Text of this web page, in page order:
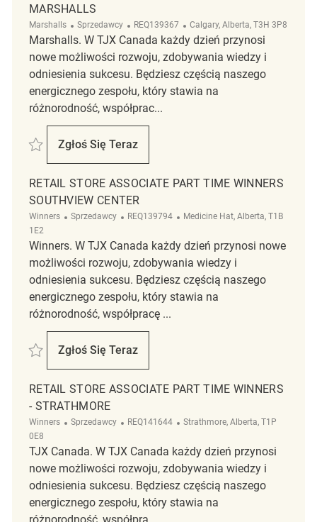
MARSHALLS
Marshalls Kategoria
Sprzedawcy ReqId
REQ139367 Lokalizacja
Calgary, Alberta, T3H 3P8
Marshalls. W TJX Canada każdy dzień przynosi
nowe możliwości rozwoju, zdobywania wiedzy i
odniesienia sukcesu. Będziesz częścią naszego
energicznego zespołu, który stawia na
różnorodność, współprac...
Zapisać Retail store Associate part time Marshalls REQ139367
Zgłoś Się Teraz
Retail Store Associate Part Time Marshalls
RETAIL STORE ASSOCIATE PART TIME WINNERS
SOUTHVIEW CENTER
Winners Kategoria
Sprzedawcy ReqId
REQ139794 Lokalizacja
Medicine Hat, Alberta, T1B
1E2
Winners. W TJX Canada każdy dzień przynosi nowe
możliwości rozwoju, zdobywania wiedzy i
odniesienia sukcesu. Będziesz częścią naszego
energicznego zespołu, który stawia na
różnorodność, współpracę ...
Zapisać Retail Store Associate Part Time Winners Southview Center
Zgłoś Się Teraz
Retail Store Associate Part Time Winners
RETAIL STORE ASSOCIATE PART TIME WINNERS
- STRATHMORE
Winners Kategoria
Sprzedawcy ReqId
REQ141644 Lokalizacja
Strathmore, Alberta, T1P
0E8
TJX Canada. W TJX Canada każdy dzień przynosi
nowe możliwości rozwoju, zdobywania wiedzy i
odniesienia sukcesu. Będziesz częścią naszego
energicznego zespołu, który stawia na
różnorodność, współpra...